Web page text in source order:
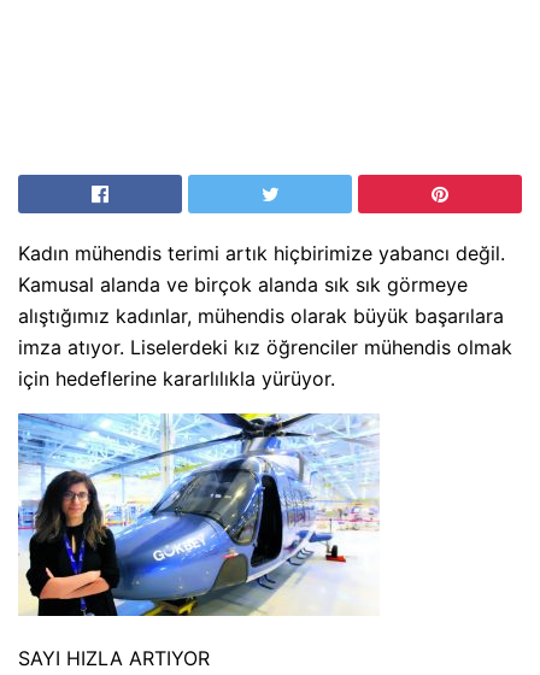
Kadın mühendis terimi artık hiçbirimize yabancı değil.
Kamusal alanda ve birçok alanda sık sık görmeye
alıştığımız kadınlar, mühendis olarak büyük başarılara
imza atıyor. Liselerdeki kız öğrenciler mühendis olmak
için hedeflerine kararlılıkla yürüyor.
SAYI HIZLA ARTIYOR